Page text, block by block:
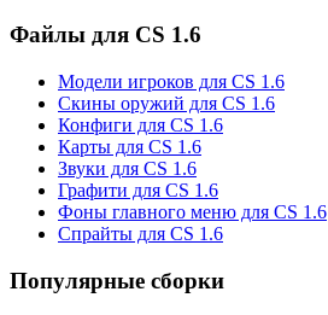
Файлы для CS 1.6
Модели игроков для CS 1.6
Скины оружий для CS 1.6
Конфиги для CS 1.6
Карты для CS 1.6
Звуки для CS 1.6
Графити для CS 1.6
Фоны главного меню для CS 1.6
Спрайты для CS 1.6
Популярные сборки